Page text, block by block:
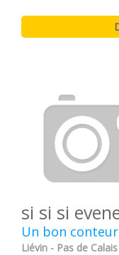
si si si
Un bon
Liévin - Pas de